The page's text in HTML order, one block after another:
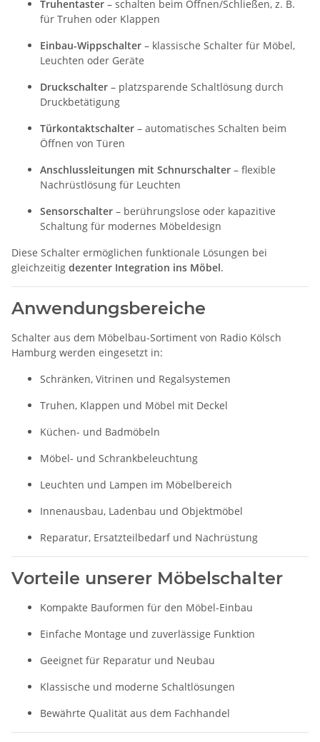
Truhentaster – schalten beim Öffnen/Schließen, z. B.
für Truhen oder Klappen
Einbau-Wippschalter – klassische Schalter für Möbel,
Leuchten oder Geräte
Druckschalter – platzsparende Schaltlösung durch
Druckbetätigung
Türkontaktschalter – automatisches Schalten beim
Öffnen von Türen
Anschlussleitungen mit Schnurschalter – flexible
Nachrüstlösung für Leuchten
Sensorschalter – berührungslose oder kapazitive
Schaltung für modernes Möbeldesign
Diese Schalter ermöglichen funktionale Lösungen bei
gleichzeitig dezenter Integration ins Möbel.
Anwendungsbereiche
Schalter aus dem Möbelbau-Sortiment von Radio Kölsch
Hamburg werden eingesetzt in:
Schränken, Vitrinen und Regalsystemen
Truhen, Klappen und Möbel mit Deckel
Küchen- und Badmöbeln
Möbel- und Schrankbeleuchtung
Leuchten und Lampen im Möbelbereich
Innenausbau, Ladenbau und Objektmöbel
Reparatur, Ersatzteilbedarf und Nachrüstung
Vorteile unserer Möbelschalter
Kompakte Bauformen für den Möbel-Einbau
Einfache Montage und zuverlässige Funktion
Geeignet für Reparatur und Neubau
Klassische und moderne Schaltlösungen
Bewährte Qualität aus dem Fachhandel